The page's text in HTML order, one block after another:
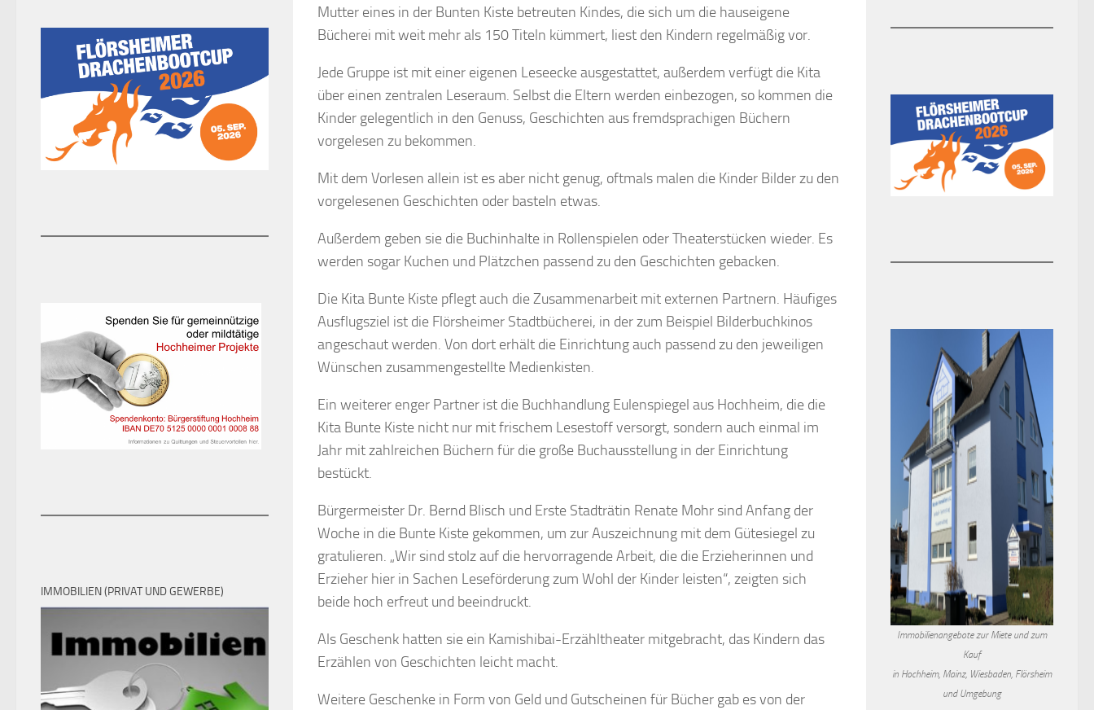
Mutter eines in der Bunten Kiste betreuten Kindes, die sich um die hauseigene
Bücherei mit weit mehr als 150 Titeln kümmert, liest den Kindern regelmäßig vor.
Jede Gruppe ist mit einer eigenen Leseeckeausgestattet, außerdem verfügt die Kita
über einen zentralen Leseraum. Selbst die Eltern werden einbezogen, so kommen die
Kinder gelegentlich in den Genuss, Geschichten aus fremdsprachigen Büchern
vorgelesen zu bekommen.
Mit dem Vorlesen allein ist es aber nicht genug, oftmals malen die Kinder Bilder zu den
vorgelesenen Geschichten oder basteln etwas.
Außerdem geben sie die Buchinhalte in Rollenspielen oder Theaterstücken wieder. Es
werden sogar Kuchen und Plätzchen passend zu den Geschichten gebacken.
Die Kita Bunte Kiste pflegt auch die Zusammenarbeit mit externen Partnern. Häufiges
Ausflugsziel ist die Flörsheimer Stadtbücherei, in der zum Beispiel Bilderbuchkinos
angeschaut werden. Von dort erhält die Einrichtung auch passend zu den jeweiligen
Wünschen zusammengestellte Medienkisten.
Ein weiterer enger Partner ist die Buchhandlung Eulenspiegel aus Hochheim, die die
Kita Bunte Kiste nicht nur mit frischem Lesestoff versorgt, sondern auch einmal im
Jahr mit zahlreichen Büchern für die große Buchausstellung in der Einrichtung
bestückt.
Bürgermeister Dr. Bernd Blisch und Erste Stadträtin Renate Mohr sind Anfang der
Woche in die Bunte Kiste gekommen, um zur Auszeichnung mit dem Gütesiegel zu
gratulieren. „Wir sind stolz auf die hervorragende Arbeit, die die Erzieherinnen und
Erzieher hier in Sachen Leseförderung zum Wohl der Kinder leisten“, zeigten sich
beide hoch erfreut und beeindruckt.
Als Geschenk hatten sie ein Kamishibai-Erzähltheater mitgebracht, das Kindern das
Erzählen von Geschichten leicht macht.
Weitere Geschenke in Form von Geld und Gutscheinen für Bücher gab es von der
IMMOBILIEN (PRIVAT UND GEWERBE)
Immobilienangebote zur Miete und zum
Kauf
in Hochheim, Mainz, Wiesbaden, Flörsheim
und Umgebung